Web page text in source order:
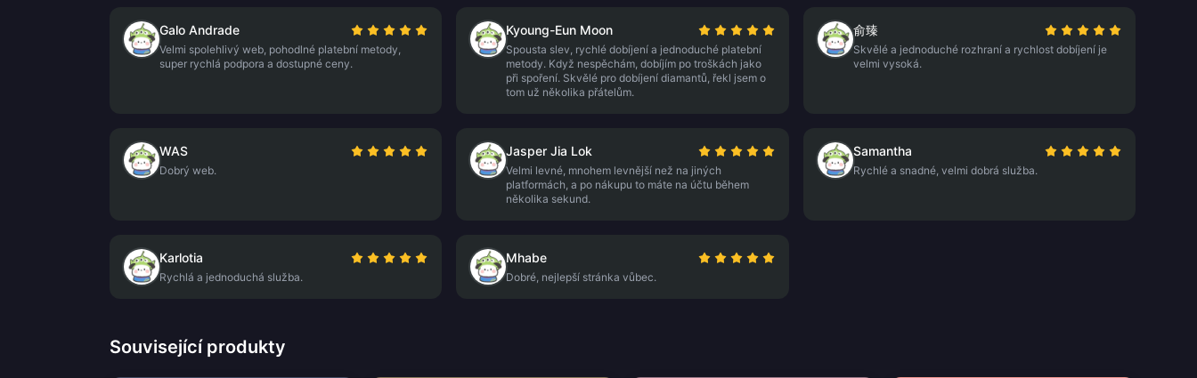
Galo Andrade
Velmi spolehlivý web, pohodlné platební metody,
super rychlá podpora a dostupné ceny.
Kyoung-Eun Moon
Spousta slev, rychlé dobíjení a jednoduché platební
metody. Když nespěchám, dobíjím po troškách jako
při spoření. Skvělé pro dobíjení diamantů, řekl jsem o
tom už několika přátelům.
俞臻
Skvělé a jednoduché rozhraní a rychlost dobíjení je
velmi vysoká.
WAS
Dobrý web.
Jasper Jia Lok
Velmi levné, mnohem levnější než na jiných
platformách, a po nákupu to máte na účtu během
několika sekund.
Samantha
Rychlé a snadné, velmi dobrá služba.
Karlotia
Rychlá a jednoduchá služba.
Mhabe
Dobré, nejlepší stránka vůbec.
Související produkty